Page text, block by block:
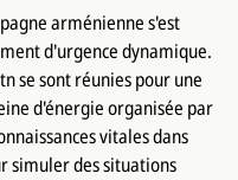
arménienne s'est
d'urgence dynamique.
se sont réunies pour une
d'énergie organisée par
vitales dans
simuler des situations